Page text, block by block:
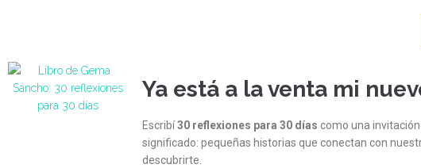
Ya está a la venta mi
Escribí30 reflexiones para 30 días como una
significado: pequeñas historias que conectan con
descubrirte.